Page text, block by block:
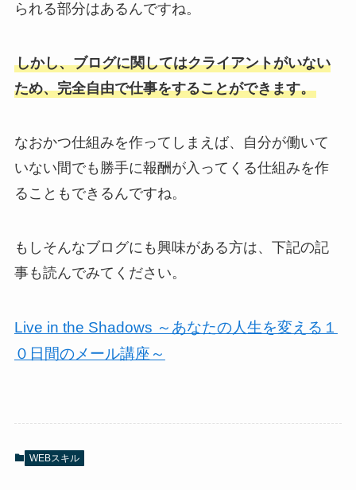
られる部分はあるんですね。
しかし、ブログに関してはクライアントがいない
ため、完全自由で仕事をすることができます。
なおかつ仕組みを作ってしまえば、自分が働いて
いない間でも勝手に報酬が入ってくる仕組みを作
ることもできるんですね。
もしそんなブログにも興味がある方は、下記の記
事も読んでみてください。
Live in the Shadows ～あなたの人生を変える１
０日間のメール講座～
WEBスキル